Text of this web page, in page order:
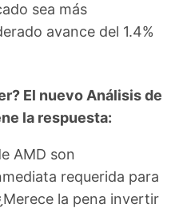
sea más
avance del 1.4%
El nuevo Análisis de
la respuesta:
AMD son
requerida para
la pena invertir